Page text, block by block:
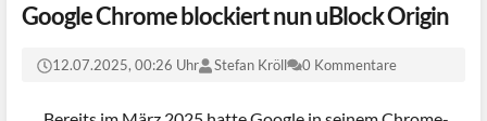
Google Chrome blockiert nun uBlock Origin
12.07.2025, 00:26 Uhr Stefan Kröll 0 Kommentare